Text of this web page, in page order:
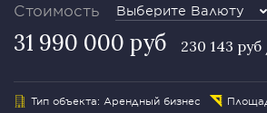
Стоимость Выберите Валюту
31 990 000 руб 230 143
Тип объекта: Арендный бизнес